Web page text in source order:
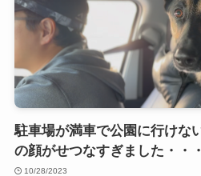
駐車場が満車で公園に行けな
の顔がせつなすぎました・・・
10/28/2023